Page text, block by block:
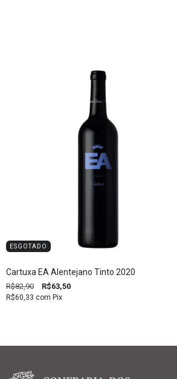
ESGOTADO
Cartuxa EA Alentejano Tinto 2020
R$82,90 R$63,50
R$60,33 com Pix